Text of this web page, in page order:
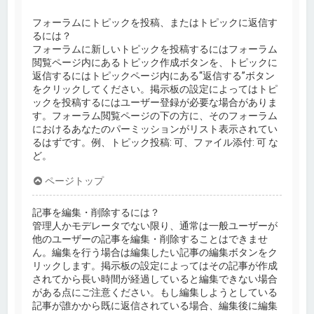
フォーラムにトピックを投稿、またはトピックに返信す
るには？
フォーラムに新しいトピックを投稿するにはフォーラム
閲覧ページ内にあるトピック作成ボタンを、トピックに
返信するにはトピックページ内にある“返信する”ボタン
をクリックしてください。掲示板の設定によってはトピ
ックを投稿するにはユーザー登録が必要な場合がありま
す。フォーラム閲覧ページの下の方に、そのフォーラム
におけるあなたのパーミッションがリスト表示されてい
るはずです。例、トピック投稿: 可、ファイル添付: 可 な
ど。
ページトップ
記事を編集・削除するには？
管理人かモデレータでない限り、通常は一般ユーザーが
他のユーザーの記事を編集・削除することはできませ
ん。編集を行う場合は編集したい記事の編集ボタンをク
リックします。掲示板の設定によってはその記事が作成
されてから長い時間が経過していると編集できない場合
がある点にご注意ください。もし編集しようとしている
記事が誰かから既に返信されている場合、編集後に編集